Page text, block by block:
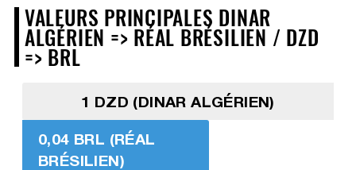
VALEURS PRINCIPALES DINAR
ALGÉRIEN => RÉAL BRÉSILIEN / DZD
=> BRL
1 DZD (DINAR ALGÉRIEN)
0,04 BRL (RÉAL
BRÉSILIEN)